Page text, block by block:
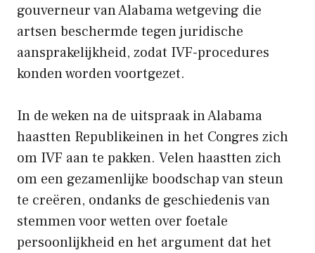
gouverneur van Alabama wetgeving die
artsen beschermde tegen juridische
aansprakelijkheid, zodat IVF-procedures
konden worden voortgezet.
In de weken na de uitspraak in Alabama
haastten Republikeinen in het Congres zich
om IVF aan te pakken. Velen haastten zich
om een ​​gezamenlijke boodschap van steun
te creëren, ondanks de geschiedenis van
stemmen voor wetten over foetale
persoonlijkheid en het argument dat het